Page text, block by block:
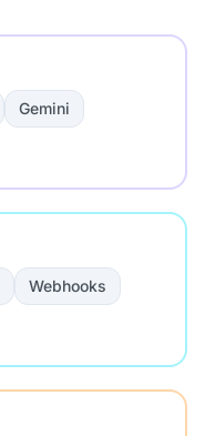
Gemini
Webhooks